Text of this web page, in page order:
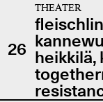
26
THEATER
heikkilä,